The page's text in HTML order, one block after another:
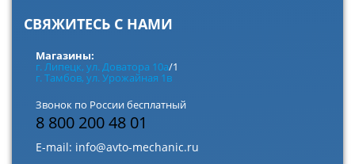
СВЯЖИТЕСЬ С НАМИ
Магазины:
г. Липецк, ул. Доватора 10а/1
г. Тамбов, ул. Урожайная 1в
Звонок по России бесплатный
8 800 200 48 01
E-mail: info@avto-mechanic.ru